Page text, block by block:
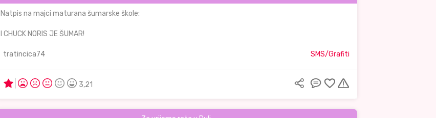
Natpis na majci maturana šumarske škole:
I CHUCK NORIS JE ŠUMAR!
tratincica74 SMS/Grafiti
3,21